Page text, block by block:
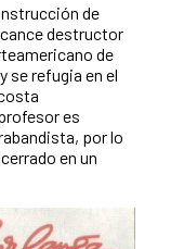
de
destructor
de
se refugia en el
es
por lo
en un